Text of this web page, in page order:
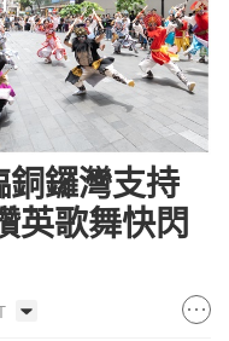
銅鑼灣支持
英歌舞快閃